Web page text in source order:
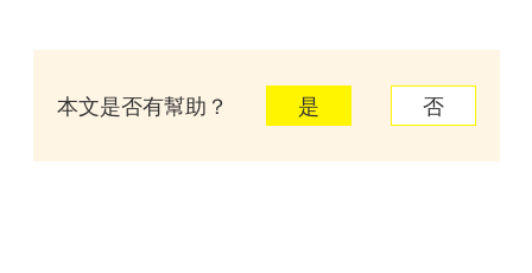
本文是否有幫助？ 是 否